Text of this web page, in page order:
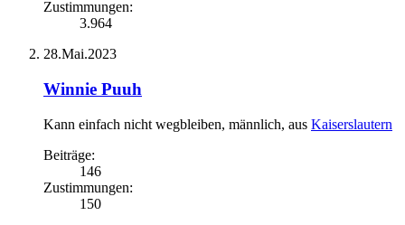
Zustimmungen:
3.964
28.Mai.2023
Winnie Puuh
Kann einfach nicht wegbleiben, männlich, aus Kaiserslautern
Beiträge:
146
Zustimmungen:
150